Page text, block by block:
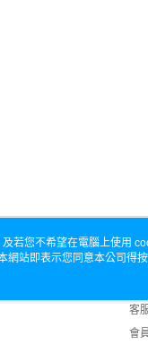
客
客
會
若您不希望在電腦上使用
網站即表示您同意本公司得